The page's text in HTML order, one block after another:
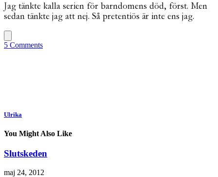
Jag tänkte kalla serien för barndomens död, först. Men
sedan tänkte jag att nej. Så pretentiös är inte ens jag.
5 Comments
Ulrika
You Might Also Like
Slutskeden
maj 24, 2012